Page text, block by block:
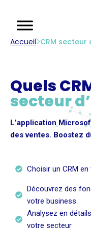
Accueil CRM secteur
Quels
secteur
L’application
des ventes. Boostez
Choisir un CRM
Découvrez des
votre business
Analysez en
votre secteur